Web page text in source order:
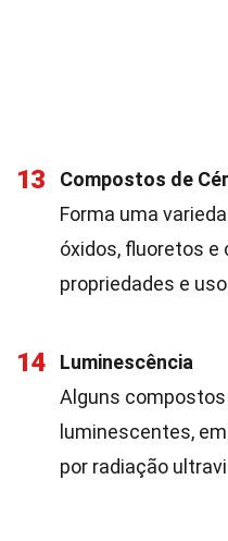
13
Compostos de
Forma uma
óxidos, fluoretos e
propriedades e
14
Luminescência
Alguns
luminescentes,
por radiação